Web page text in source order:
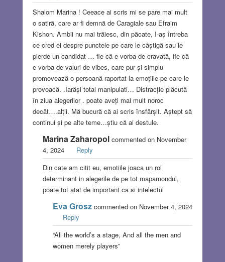
Shalom Marina ! Ceeace ai scris mi se pare mai mult
o satiră, care ar fi demnă de Caragiale sau Efraim
Kishon. Ambii nu mai trăiesc, din păcate, I-aș întreba
ce cred ei despre punctele pe care le câștigă sau le
pierde un candidat … fie că e vorba de cravată, fie că
e vorba de valuri de vibes, care pur și simplu
promovează o persoană raportat la emoțiile pe care le
provoacă. .Iarăși total manipulati… Distracție plăcută
în ziua alegerilor . poate aveți mai mult noroc
decât….alții. Mă bucură că ai scris însfârșit. Aștept să
continui și pe alte teme…știu că ai destule.
Marina Zaharopolcommented on November
4, 2024
Reply
Din cate am citit eu, emotiile joaca un rol
determinant in alegerile de pe tot mapamondul,
poate tot atat de important ca si intelectul
Eva Groszcommented on November 4, 2024
Reply
“All the world’s a stage, And all the men and
women merely players”